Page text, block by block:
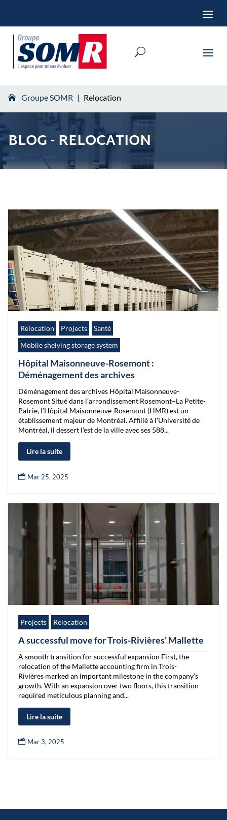
Groupe SOMR | Relocation
BLOG - RELOCATION
Relocation Projects
Santé
Mobile shelving storage system
Hôpital Maisonneuve-Rosemont :
Déménagement des archives
Déménagement des archives Hôpital Maisonneuve-
Rosemont Situé dans l’arrondissement Rosemont–La Petite-
Patrie, l’Hôpital Maisonneuve-Rosemont (HMR) est un
établissement majeur de Montréal. Affilié à l’Université de
Montréal, il dessert l’est de la ville avec ses 588...
Lire la suite
 Mar 25, 2025
Projects Relocation
A successful move for Trois-Rivières’ Mallette
A smooth transition for successful expansion First, the
relocation of the Mallette accounting firm in Trois-
Rivières marked an important milestone in the company’s
growth. With an expansion over two floors, this transition
required meticulous planning and...
Lire la suite
 Mar 3, 2025